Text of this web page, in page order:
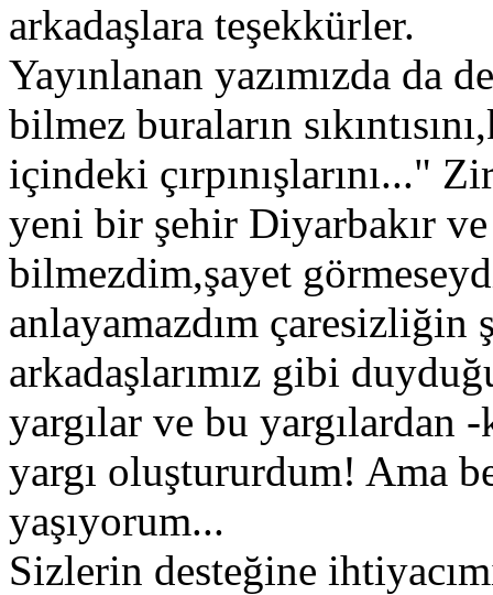
arkadaşlara teşekkürler.
Yayınlanan yazımızda da
bilmez buraların
içindeki çırpınışlarını..."
yeni bir şehir Diyarbakır
bilmezdim,şayet
anlayamazdım
arkadaşlarımız gibi
yargılar ve bu yargılardan
yargı oluştururdum! Ama
yaşıyorum...
Sizlerin desteğine